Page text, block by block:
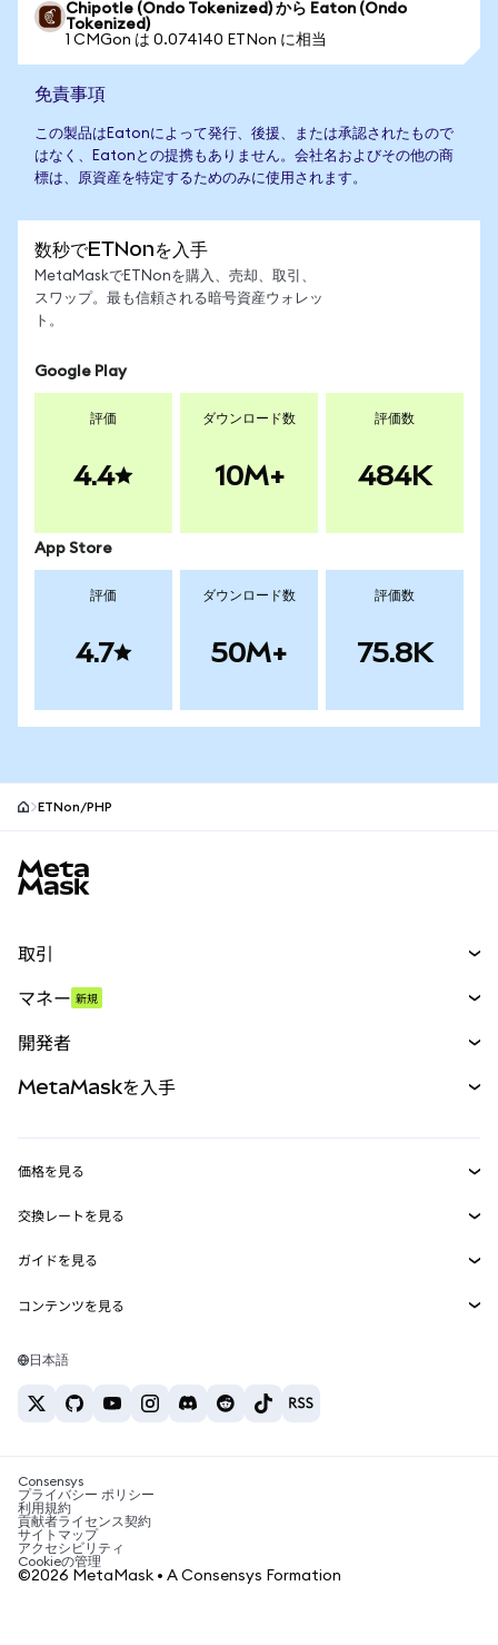
Chipotle (Ondo Tokenized) から Eaton (Ondo
Tokenized)
1 CMGon は 0.074140 ETNon に相当
免責事項
この製品はEatonによって発行、後援、または承認されたもので
はなく、Eatonとの提携もありません。会社名およびその他の商
標は、原資産を特定するためのみに使用されます。
数秒でETNonを入手
MetaMaskでETNonを購入、売却、取引、
スワップ。最も信頼される暗号資産ウォレッ
ト。
Google Play
評価
4.4
ダウンロード数
10M+
評価数
484K
App Store
評価
4.7
ダウンロード数
50M+
評価数
75.8K
ETNon/PHP
取引
パーペチュアル
RWA
マネー 新規
開発者
MetaMask Connect
Snaps
Web3サービス
MetaMaskを入手
セキュリティ
サポート
キャリア
お問い合わせ
価格を見る
イーサリアムの価格
Solanaの価格
Tetherの価格
交換レートを見る
ETH→USD
USDT→INR
BTC→INR
ETH→USDT
ガイドを見る
ETHの購入
USDTの購入
SHIBの購入
BNBの購入
コンテンツを見る
Solanaウォレット
税制関連ニュース
暗号資産の購入方法は？
ビットコインを売るには？
日本語
Consensys
プライバシー ポリシー
利用規約
貢献者ライセンス契約
サイトマップ
アクセシビリティ
Cookieの管理
©2026 MetaMask • A Consensys Formation